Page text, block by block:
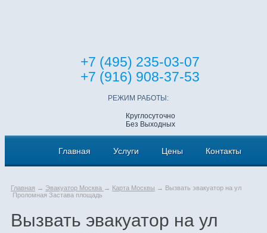
+7 (495) 235-03-07
+7 (916) 908-37-53
РЕЖИМ РАБОТЫ:
Круглосуточно
Без Выходных
Главная Услуги Цены Контакты
Главная → Эвакуатор Москва → Карта Москвы → Вызвать эвакуатор на ул
Проломная Застава площадь
Вызвать эвакуатор на ул